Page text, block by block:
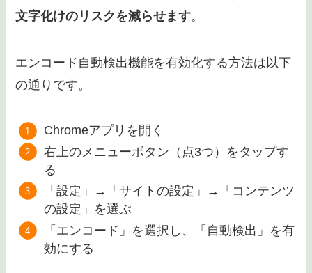
文字化けのリスクを減らせます。
エンコード自動検出機能を有効化する方法は以下
の通りです。
Chromeアプリを開く
右上のメニューボタン（点3つ）をタップす
る
「設定」→「サイトの設定」→「コンテンツ
の設定」を選ぶ
「エンコード」を選択し、「自動検出」を有
効にする